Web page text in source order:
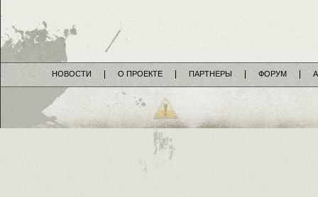
НОВОСТИ О ПРОЕКТЕ ПАРТНЕРЫ ФОРУМ